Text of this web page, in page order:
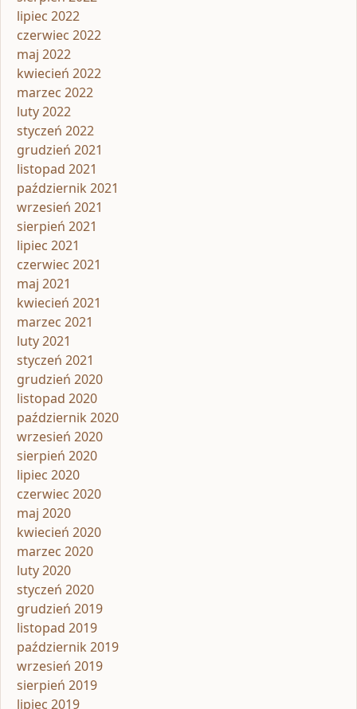
lipiec 2022
czerwiec 2022
maj 2022
kwiecień 2022
marzec 2022
luty 2022
styczeń 2022
grudzień 2021
listopad 2021
październik 2021
wrzesień 2021
sierpień 2021
lipiec 2021
czerwiec 2021
maj 2021
kwiecień 2021
marzec 2021
luty 2021
styczeń 2021
grudzień 2020
listopad 2020
październik 2020
wrzesień 2020
sierpień 2020
lipiec 2020
czerwiec 2020
maj 2020
kwiecień 2020
marzec 2020
luty 2020
styczeń 2020
grudzień 2019
listopad 2019
październik 2019
wrzesień 2019
sierpień 2019
lipiec 2019